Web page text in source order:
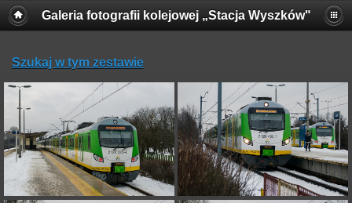
Galeria fotografii kolejowej „Stacja Wyszków"
Szukaj w tym zestawie